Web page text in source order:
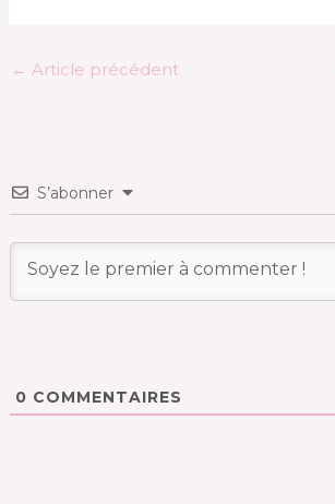
← Article précédent
S’abonner
0 COMMENTAIRES